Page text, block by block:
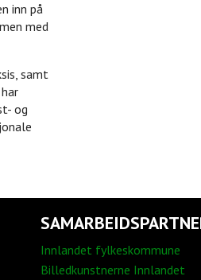
inn på
med
samt
og
Innlandet fylkeskommune
Billedkunstnerne Innlandet